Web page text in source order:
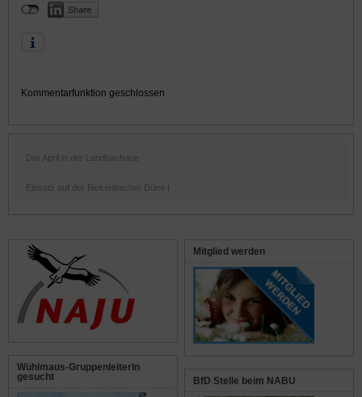
Kommentarfunktion geschlossen
Der April in der Landbachaue
Einsatz auf der Bickenbacher Düne I
Mitglied werden
BfD Stelle beim NABU
Wühlmaus-GruppenleiterIn
gesucht